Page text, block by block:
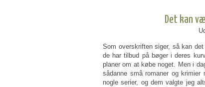
Det kan
Som overskriften siger, så kan
de har tilbud på bøger i deres
planer om at købe noget. Men i
sådanne små romaner og
nogle serier, og dem valgte jeg